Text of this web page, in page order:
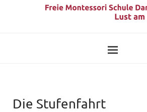
Die Stufenfahrt